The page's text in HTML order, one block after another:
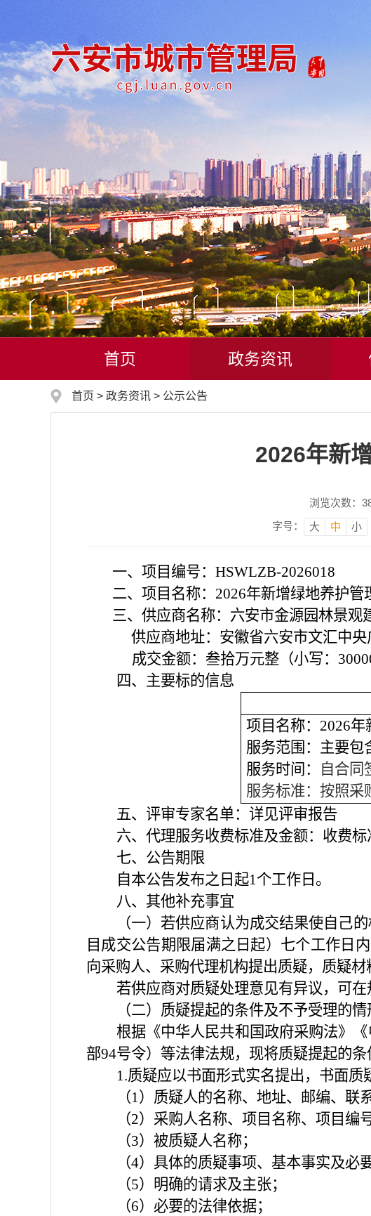
首页 政务资讯
首页 > 政务资讯 > 公示公告
2026年新
浏览次数：
字号：
大 中 小
一、项目编号：HSWLZB-2026018
二、项目名称： 2026年新增绿地养护管
三、供应商名称：六安市金源园林景观
供应商地址： 安徽省六安市文汇中央
成交金额： 叁拾万元整（小写：
四、主要标的信息
项目 名称： 2026年
服务范围：主要包
服务时间：
自合同
服务标准：按照采
五、评审专家名单：详见评审报告
六、代理服务收费标准及金额：收费
七、公告期限
自本公告发布之日起1个工作日。
八、其他补充事宜
（一）若供应商认为成交结果使自己
目成交公告期限届满之日起）七个工作日
向采购人、采购代理机构提出质疑，质疑材
若供应商对质疑处理意见有异议，可
（二）质疑提起的条件及不予受理的情
根据《中华人民共和国政府采购法》
部94号令）等法律法规，现将质疑提起的条
1.质疑应以书面形式实名提出，书面质
（1）质疑人的名称、地址、邮编、联
（2）采购人名称、项目名称、项目编
（3）被质疑人名称；
（4）具体的质疑事项、基本事实及必
（5）明确的请求及主张；
（6）必要的法律依据；